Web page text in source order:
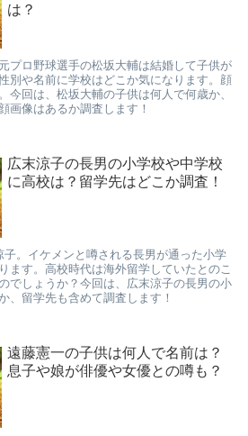
は？
プロ野球選手の松坂大輔は結婚して子供が
別や名前に学校はどこか気になります。顔
今回は、松坂大輔の子供は何人で何歳か、
画像はあるか調査します！
広末涼子の長男の小学校や中学校
に高校は？留学先はどこか調査！
。イケメンと噂される長男が通った小学
ます。高校時代は海外留学していたとのこ
でしょうか？今回は、広末涼子の長男の小
、留学先も含めて調査します！
遠藤憲一の子供は何人で名前は？
息子や娘が俳優や女優との噂も？